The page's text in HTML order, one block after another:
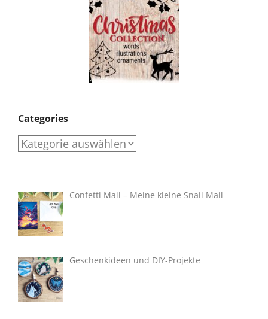
Categories
Categories
Confetti Mail – Meine kleine Snail Mail
Geschenkideen und DIY-Projekte